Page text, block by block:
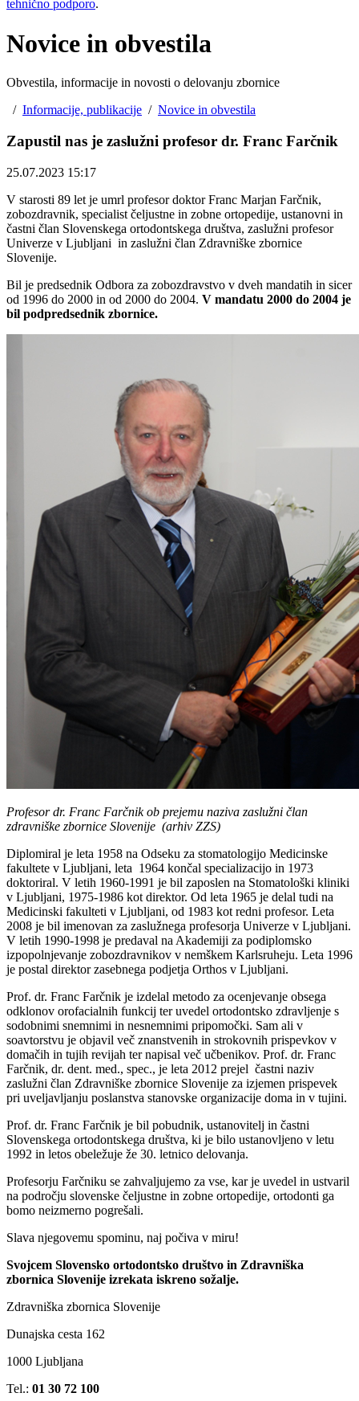
tehnično podporo.
Novice in obvestila
Obvestila, informacije in novosti o delovanju zbornice
/ Informacije, publikacije / Novice in obvestila
Zapustil nas je zaslužni profesor dr. Franc Farčnik
25.07.2023 15:17
V starosti 89 let je umrl profesor doktor Franc Marjan Farčnik,
zobozdravnik, specialist čeljustne in zobne ortopedije, ustanovni in
častni član Slovenskega ortodontskega društva, zaslužni profesor
Univerze v Ljubljani in zaslužni član Zdravniške zbornice
Slovenije.
Bil je predsednik Odbora za zobozdravstvo v dveh mandatih in sicer
od 1996 do 2000 in od 2000 do 2004. V mandatu 2000 do 2004 je
bil podpredsednik zbornice.
Profesor dr. Franc Farčnik ob prejemu naziva zaslužni član
zdravniške zbornice Slovenije (arhiv ZZS)
Diplomiral je leta 1958 na Odseku za stomatologijo Medicinske
fakultete v Ljubljani, leta 1964 končal specializacijo in 1973
doktoriral. V letih 1960-1991 je bil zaposlen na Stomatološki kliniki
v Ljubljani, 1975-1986 kot direktor. Od leta 1965 je delal tudi na
Medicinski fakulteti v Ljubljani, od 1983 kot redni profesor. Leta
2008 je bil imenovan za zaslužnega profesorja Univerze v Ljubljani.
V letih 1990-1998 je predaval na Akademiji za podiplomsko
izpopolnjevanje zobozdravnikov v nemškem Karlsruheju. Leta 1996
je postal direktor zasebnega podjetja Orthos v Ljubljani.
Prof. dr. Franc Farčnik je izdelal metodo za ocenjevanje obsega
odklonov orofacialnih funkcij ter uvedel ortodontsko zdravljenje s
sodobnimi snemnimi in nesnemnimi pripomočki. Sam ali v
soavtorstvu je objavil več znanstvenih in strokovnih prispevkov v
domačih in tujih revijah ter napisal več učbenikov. Prof. dr. Franc
Farčnik, dr. dent. med., spec., je leta 2012 prejel častni naziv
zaslužni član Zdravniške zbornice Slovenije za izjemen prispevek
pri uveljavljanju poslanstva stanovske organizacije doma in v tujini.
Prof. dr. Franc Farčnik je bil pobudnik, ustanovitelj in častni
Slovenskega ortodontskega društva, ki je bilo ustanovljeno v letu
1992 in letos obeležuje že 30. letnico delovanja.
Profesorju Farčniku se zahvaljujemo za vse, kar je uvedel in ustvaril
na področju slovenske čeljustne in zobne ortopedije, ortodonti ga
bomo neizmerno pogrešali.
Slava njegovemu spominu, naj počiva v miru!
Svojcem Slovensko ortodontsko društvo in Zdravniška
zbornica Slovenije izrekata iskreno sožalje.
Zdravniška zbornica Slovenije
Dunajska cesta 162
1000 Ljubljana
Tel.: 01 30 72 100